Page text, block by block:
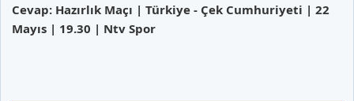
Cevap: Hazırlık Maçı | Türkiye - Çek Cumhuriyeti | 22
Mayıs | 19.30 | Ntv Spor